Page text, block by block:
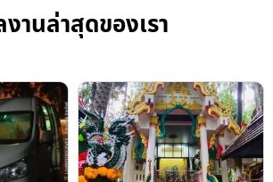
านล่าสุดของเรา